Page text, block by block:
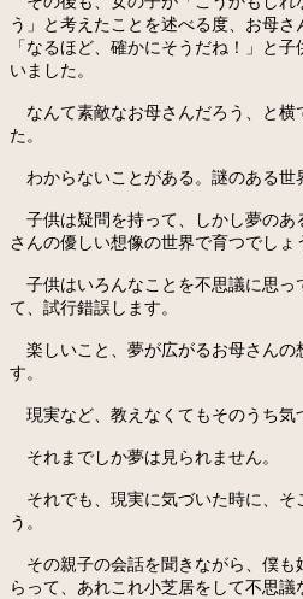
う」と考えたことを述べる度、お母さ
「なるほど、確かにそうだね！」と
いました。
なんて素敵なお母さんだろう、と横
た。
わからないことがある。謎のある世
子供は疑問を持って、しかし夢のあ
さんの優しい想像の世界で育つでしょ
子供はいろんなことを不思議に思っ
て、試行錯誤します。
楽しいこと、夢が広がるお母さんの
す。
現実など、教えなくてもそのうち気
それまでしか夢は見られません。
それでも、現実に気づいた時に、そ
う。
その親子の会話を聞きながら、僕も
らって、あれこれ小芝居をして不思